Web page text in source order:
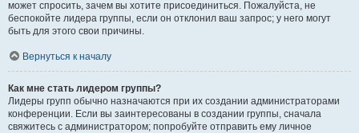
может спросить, зачем вы хотите присоединиться. Пожалуйста, не
беспокойте лидера группы, если он отклонил ваш запрос; у него могут
быть для этого свои причины.
Вернуться к началу
Как мне стать лидером группы?
Лидеры групп обычно назначаются при их создании администраторами
конференции. Если вы заинтересованы в создании группы, сначала
свяжитесь с администратором; попробуйте отправить ему личное